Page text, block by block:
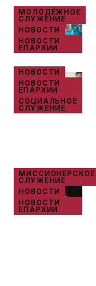
МОЛОДЁЖНОЕ
СЛУЖЕНИЕ
НОВОСТИ
НОВОСТИ
ЕПАРХИИ
НОВОСТИ
НОВОСТИ
ЕПАРХИИ
СОЦИАЛЬНОЕ
СЛУЖЕНИЕ
МИССИОНЕРСКОЕ
СЛУЖЕНИЕ
НОВОСТИ
НОВОСТИ
ЕПАРХИИ